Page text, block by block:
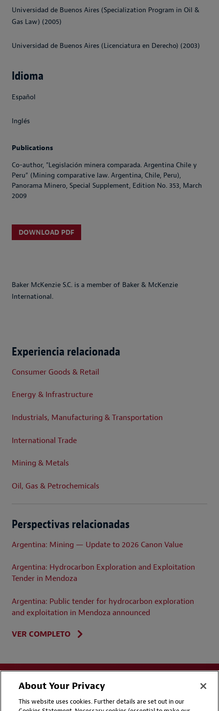
Universidad de Buenos Aires (Specialization Program in Oil &
Gas Law) (2005)
Universidad de Buenos Aires (Licenciatura en Derecho) (2003)
Idioma
Español
Inglés
Publications
Co-author, "Legislación minera comparada. Argentina Chile y
Peru” (Mining comparative law. Argentina, Chile, Peru),
Panorama Minero, Special Supplement, Edition No. 353, March
2009
DOWNLOAD PDF
Baker McKenzie S.C. is a member of Baker & McKenzie
International.
Experiencia relacionada
Consumer Goods & Retail
Energy & Infrastructure
Industrials, Manufacturing & Transportation
International Trade
Mining & Metals
Oil, Gas & Petrochemicals
Perspectivas relacionadas
Argentina: Mining — Update to 2026 Canon Value
Argentina: Hydrocarbon Exploration and Exploitation
Tender in Mendoza
Argentina: Public tender for hydrocarbon exploration
and exploitation in Mendoza announced
VER COMPLETO
About Your Privacy
This website uses cookies. Further details are set out in our